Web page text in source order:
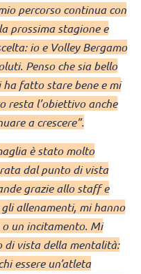
percorso continua con
prossima stagione e
io e Volley Bergamo
Penso che sia bello
ha fatto stare bene e mi
resta l’obiettivo anche
a crescere”.
è stato molto
dal punto di vista
grazie allo staff e
allenamenti, mi hanno
un incitamento. Mi
di vista della mentalità:
essere un’atleta